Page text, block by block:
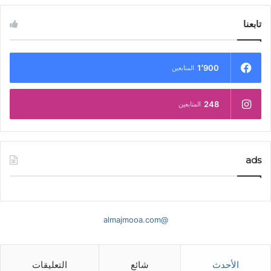
تابعنا
1٬900 المتابعين
248 المتابعين
ads
@almajmooa.com
الأحدث شائع التعليقات